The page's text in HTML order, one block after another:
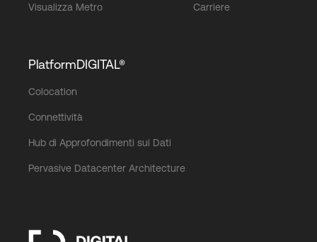
Visualizza Metro Carriere
PlatformDIGITAL®
Colocation
Connettività
Hub di Approfondimenti sui Dati
Pervasive Datacenter Architecture